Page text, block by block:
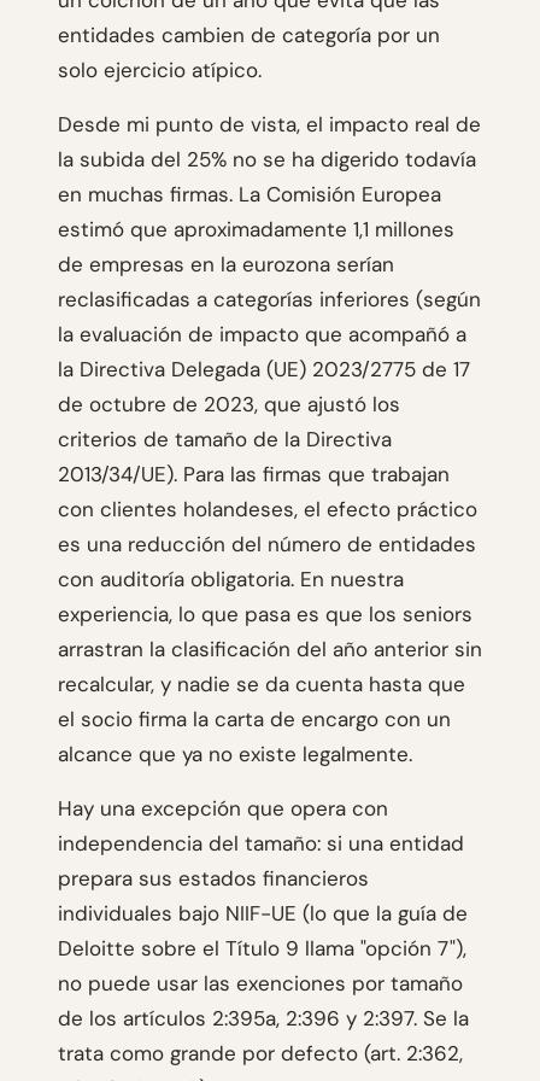
entidades cambien de categoría por un
solo ejercicio atípico.
Desde mi punto de vista, el impacto real de
la subida del 25% no se ha digerido todavía
en muchas firmas. La Comisión Europea
estimó que aproximadamente 1,1 millones
de empresas en la eurozona serían
reclasificadas a categorías inferiores (según
la evaluación de impacto que acompañó a
la Directiva Delegada (UE) 2023/2775 de 17
de octubre de 2023, que ajustó los
criterios de tamaño de la Directiva
2013/34/UE). Para las firmas que trabajan
con clientes holandeses, el efecto práctico
es una reducción del número de entidades
con auditoría obligatoria. En nuestra
experiencia, lo que pasa es que los seniors
arrastran la clasificación del año anterior sin
recalcular, y nadie se da cuenta hasta que
el socio firma la carta de encargo con un
alcance que ya no existe legalmente.
Hay una excepción que opera con
independencia del tamaño: si una entidad
prepara sus estados financieros
individuales bajo NIIF-UE (lo que la guía de
Deloitte sobre el Título 9 llama "opción 7"),
no puede usar las exenciones por tamaño
de los artículos 2:395a, 2:396 y 2:397. Se la
trata como grande por defecto (art. 2:362,